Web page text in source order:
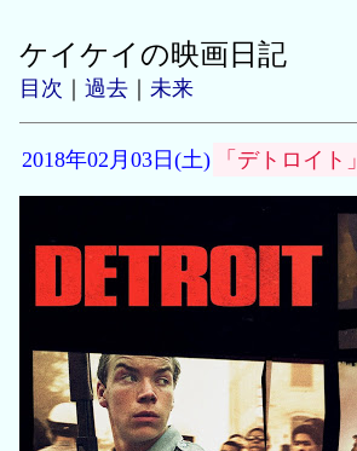
ケイケイの映画日記
目次 過去 未来
2018年02月03日(土) 「デトロイト」